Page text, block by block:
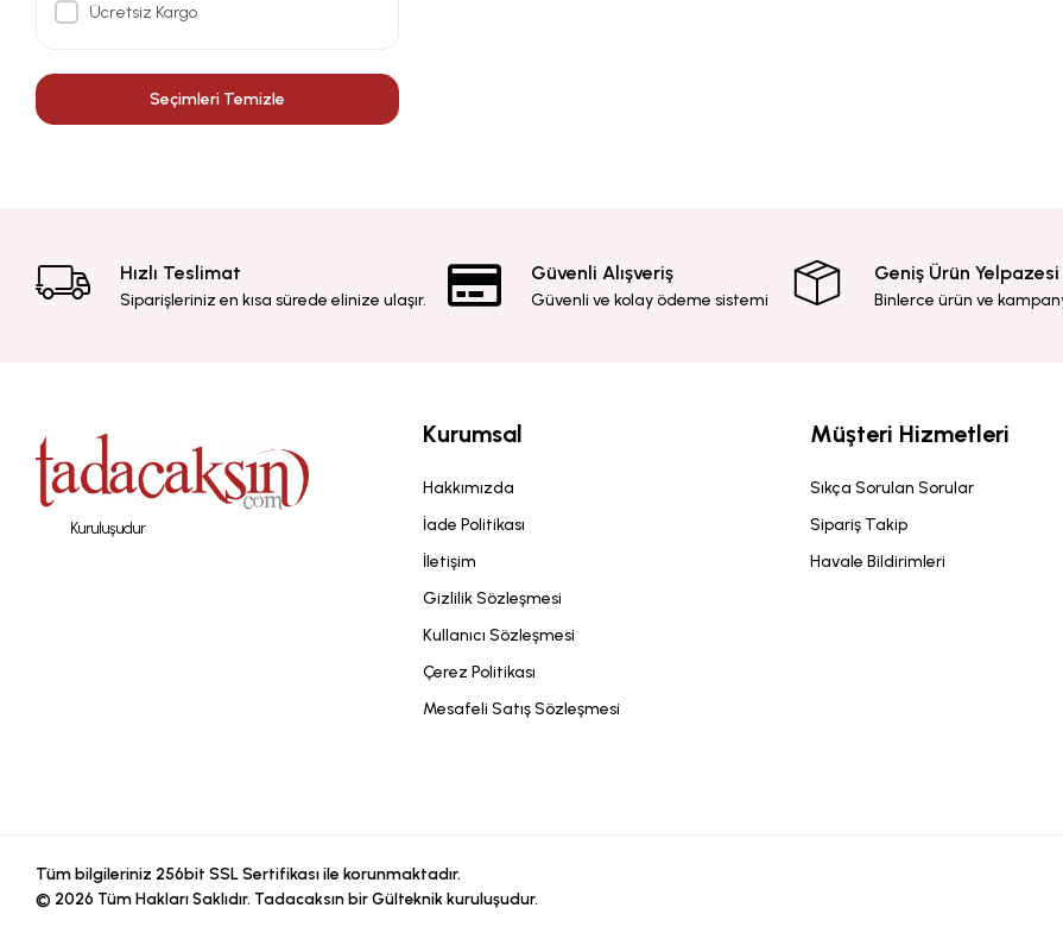
Ücretsiz Kargo
Seçimleri Temizle
Hızlı Teslimat
Siparişleriniz en kısa sürede elinize ulaşır.
Güvenli Alışveriş
Güvenli ve kolay ödeme sistemi
Geniş Ürün Yelpazesi
Binlerce ürün ve
Kuruluşudur
Kurumsal
Hakkımızda
İade Politikası
İletişim
Gizlilik Sözleşmesi
Kullanıcı Sözleşmesi
Çerez Politikası
Mesafeli Satış Sözleşmesi
Müşteri Hizmetleri
Sıkça Sorulan Sorular
Sipariş Takip
Havale Bildirimleri
Tüm bilgileriniz 256bit SSL Sertifikası ile korunmaktadır.
© 2026 Tüm Hakları Saklıdır. Tadacaksın bir Gülteknik kuruluşudur.